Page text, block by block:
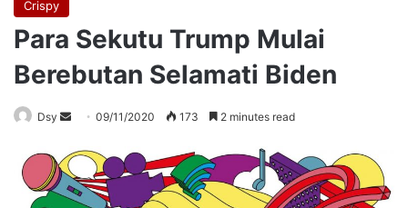
Crispy
Para Sekutu Trump Mulai
Berebutan Selamati Biden
Dsy
Send
email
09/11/2020 173 2 minutes read